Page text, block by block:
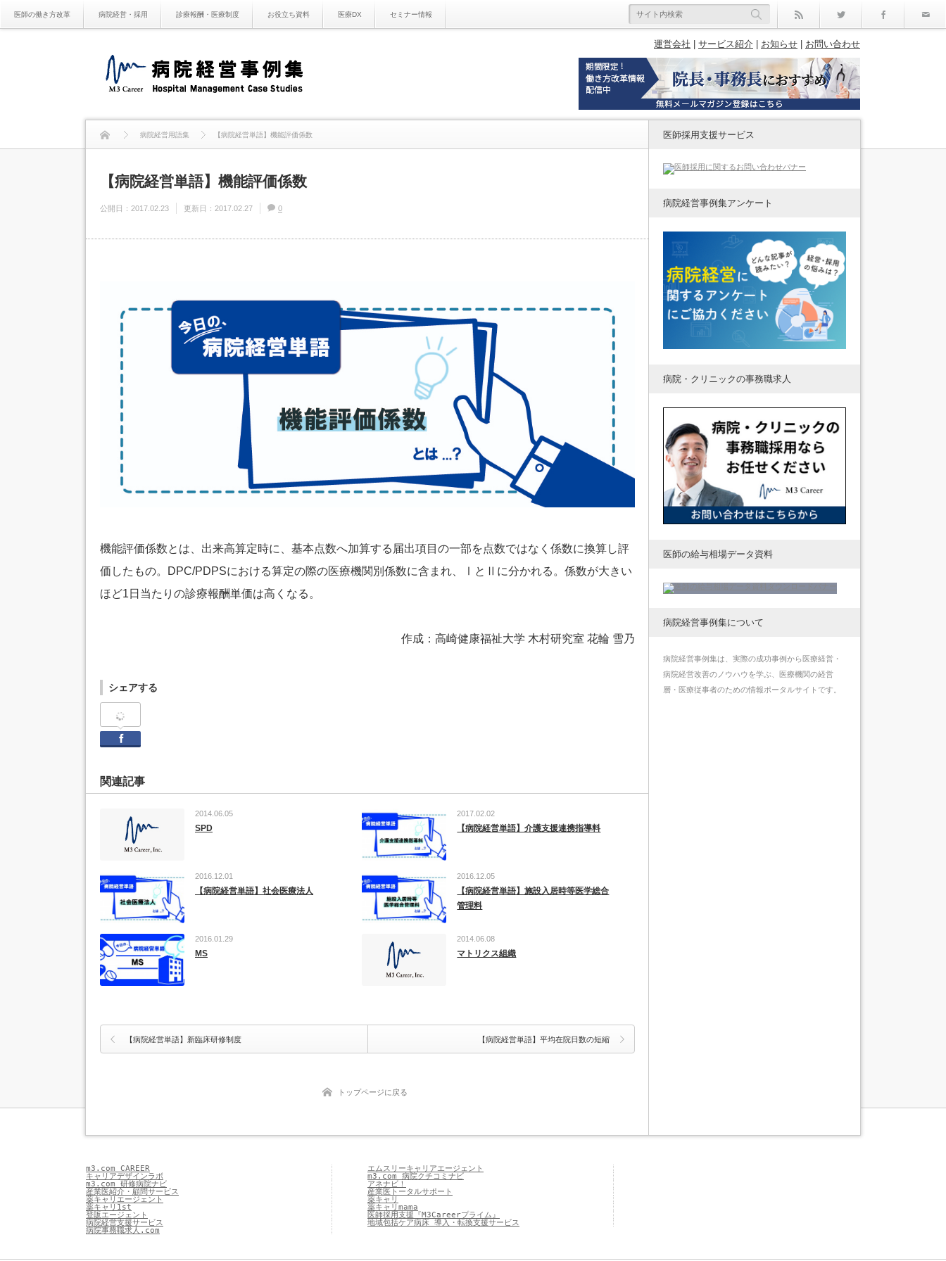
医師の働き方改革 病院経営・採用 診療報酬・医療制度 お役立ち資料 医療DX セミナー情報
運営会社 サービス紹介 お知らせ お問い合わせ
病院経営用語集 【病院経営単語】機能評価係数
【病院経営単語】機能評価係数
公開日： 2017.02.23 更新日： 2017.02.27 0
機能評価係数とは、出来高算定時に、基本点数へ加算する届出項目の一部を点数ではなく係数に換算し評
価したもの。DPC/PDPSにおける算定の際の医療機関別係数に含まれ、ⅠとⅡに分かれる。係数が大きい
ほど1日当たりの診療報酬単価は高くなる。
作成：高崎健康福祉大学 木村研究室 花輪 雪乃
シェアする
関連記事
2014.06.05
SPD
2017.02.02
【病院経営単語】介護支援連携指導料
2016.12.01
【病院経営単語】社会医療法人
2016.12.05
【病院経営単語】施設入居時等医学総合
管理料
2016.01.29
MS
2014.06.08
マトリクス組織
【病院経営単語】新臨床研修制度 【病院経営単語】平均在院日数の短縮
トップページに戻る
医師採用支援サービス
病院経営事例集アンケート
病院・クリニックの事務職求人
医師の給与相場データ資料
病院経営事例集について
病院経営事例集は、実際の成功事例から医療経営・
病院経営改善のノウハウを学ぶ、医療機関の経営
層・医療従事者のための情報ポータルサイトです。
m3.com CAREER
エムスリーキャリアエージェント
キャリアデザインラボ
m3.com 病院クチコミナビ
m3.com 研修病院ナビ
アネナビ！
産業医紹介・顧問サービス
産業医トータルサポート
薬キャリエージェント
薬キャリ
薬キャリ1st
薬キャリmama
登販エージェント
医師採用支援『M3Careerプライム』
病院経営支援サービス
地域包括ケア病床 導入・転換支援サービス
病院事務職求人.com